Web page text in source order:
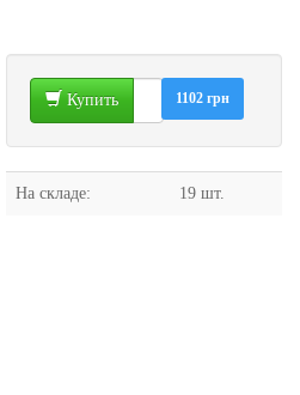
Купить 1102 грн
На складе: 19 шт.